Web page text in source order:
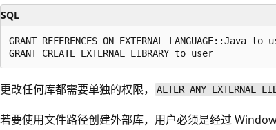
SQL
GRANT REFERENCES ON EXTERNAL LANGUAGE::Java to
更改任何库都需要单独的权限， ALTER ANY EXTERNAL
若要使用文件路径创建外部库，用户必须是经过